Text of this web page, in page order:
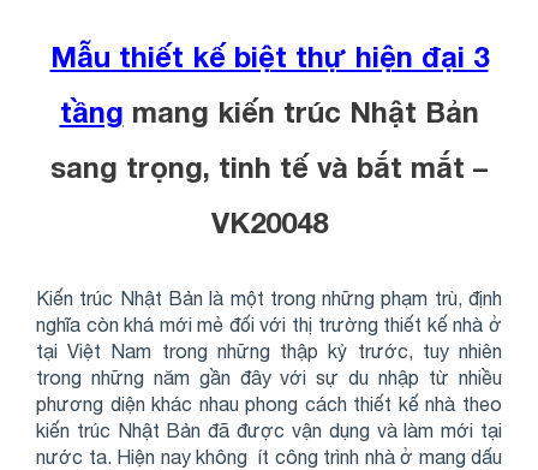
Mẫu thiết kế biệt thự hiện đại 3
tầng mang kiến trúc Nhật Bản
sang trọng, tinh tế và bắt mắt –
VK20048
Kiến trúc Nhật Bản là một trong những phạm trù, định
nghĩa còn khá mới mẻ đối với thị trường thiết kế nhà ở
tại Việt Nam trong những thập kỷ trước, tuy nhiên
trong những năm gần đây với sự du nhập từ nhiều
phương diện khác nhau phong cách thiết kế nhà theo
kiến trúc Nhật Bản đã được vận dụng và làm mới tại
nước ta. Hiện nay không ít công trình nhà ở mang dấu